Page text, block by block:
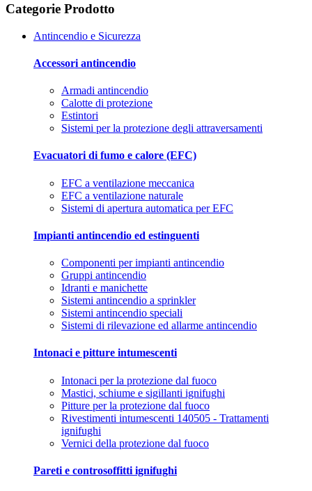
Categorie Prodotto
Antincendio e Sicurezza
Accessori antincendio
Armadi antincendio
Calotte di protezione
Estintori
Sistemi per la protezione degli attraversamenti
Evacuatori di fumo e calore (EFC)
EFC a ventilazione meccanica
EFC a ventilazione naturale
Sistemi di apertura automatica per EFC
Impianti antincendio ed estinguenti
Componenti per impianti antincendio
Gruppi antincendio
Idranti e manichette
Sistemi antincendio a sprinkler
Sistemi antincendio speciali
Sistemi di rilevazione ed allarme antincendio
Intonaci e pitture intumescenti
Intonaci per la protezione dal fuoco
Mastici, schiume e sigillanti ignifughi
Pitture per la protezione dal fuoco
Rivestimenti intumescenti 140505 - Trattamenti
ignifughi
Vernici della protezione dal fuoco
Pareti e controsoffitti ignifughi